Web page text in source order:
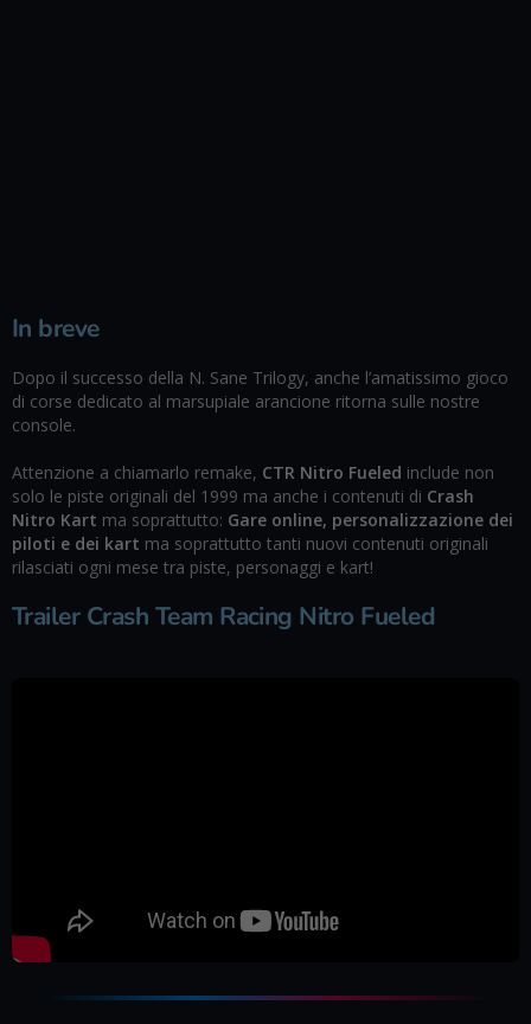
In breve
Dopo il successo della N. Sane Trilogy, anche l’amatissimo gioco
di corse dedicato al marsupiale arancione ritorna sulle nostre
console.
Attenzione a chiamarlo remake, CTR Nitro Fueled include non
solo le piste originali del 1999 ma anche i contenuti di Crash
Nitro Kart ma soprattutto: Gare online, personalizzazione dei
piloti e dei kart ma soprattutto tanti nuovi contenuti originali
rilasciati ogni mese tra piste, personaggi e kart!
Trailer Crash Team Racing Nitro Fueled